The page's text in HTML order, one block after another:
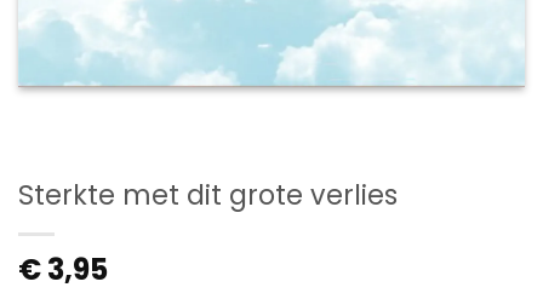
Sterkte met dit grote verlies
€3,95